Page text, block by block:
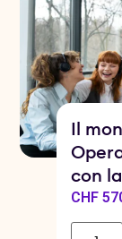
Il
con
CHF